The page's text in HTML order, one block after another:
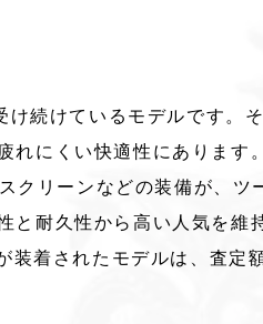
続けているモデルです。​
にくい快適性にあります
クリーンなどの装備が、ツ
と耐久性から高い人気を維
装着されたモデルは、査定